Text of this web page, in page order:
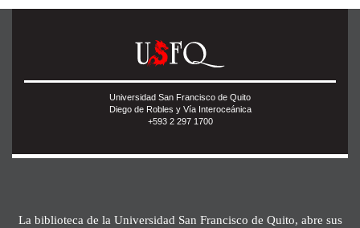
Universidad San Francisco de Quito
Diego de Robles y Vía Interoceánica
+593 2 297 1700
La biblioteca de la Universidad San Francisco de Quito, abre sus